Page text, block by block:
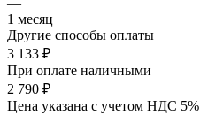
1 месяц
Другие способы оплаты
3 133 ₽
При оплате наличными
2 790 ₽
Цена указана с учетом НДС 5%